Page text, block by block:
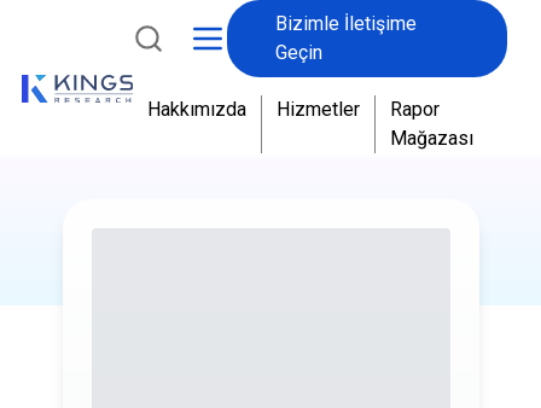
Bizimle İletişime
Geçin
Hakkımızda Hizmetler
Rapor
Mağazası